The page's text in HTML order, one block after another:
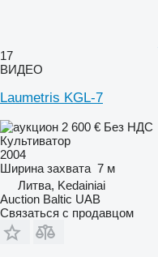
17
ВИДЕО
Laumetris KGL-7
2 600 € Без НДС
Культиватор
2004
Ширина захвата 7 м
Литва, Kedainiai
Auction Baltic UAB
Связаться с продавцом